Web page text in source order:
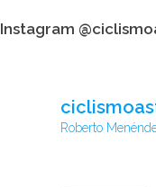
Instagram
Roberto